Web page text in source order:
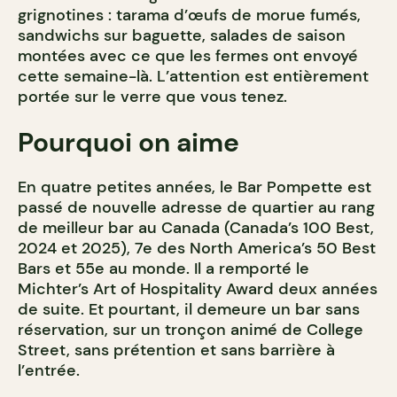
grignotines : tarama d’œufs de morue fumés,
sandwichs sur baguette, salades de saison
montées avec ce que les fermes ont envoyé
cette semaine-là. L’attention est entièrement
portée sur le verre que vous tenez.
Pourquoi on aime
En quatre petites années, le Bar Pompette est
passé de nouvelle adresse de quartier au rang
de meilleur bar au Canada (Canada’s 100 Best,
2024 et 2025), 7e des North America’s 50 Best
Bars et 55e au monde. Il a remporté le
Michter’s Art of Hospitality Award deux années
de suite. Et pourtant, il demeure un bar sans
réservation, sur un tronçon animé de College
Street, sans prétention et sans barrière à
l’entrée.